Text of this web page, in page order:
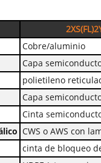
Cobre/aluminio
Capa
polietileno
Capa
Cinta
CWS o AWS con
cinta de bloqueo